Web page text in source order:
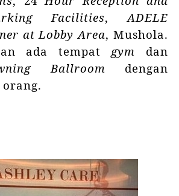
Facilities,ADELE
at Lobby Area, Mushola.
ada tempat gym dan
Ballroom dengan
orang.